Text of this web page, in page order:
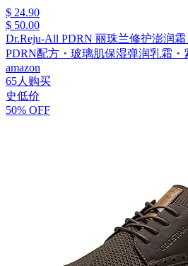
$ 24.90
$ 50.00
Dr.Reju-All PDRN 丽珠兰修护澎润霜
PDRN配方・玻璃肌保湿弹润乳霜・
amazon
65人购买
史低价
50% OFF